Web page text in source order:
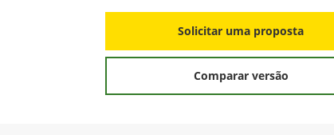
Solicitar uma proposta
Comparar versão